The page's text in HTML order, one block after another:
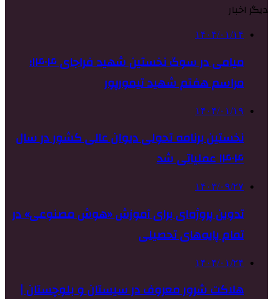
دیگر اخبار
۱۴۰۴/۰۱/۱۴
میامی در سوگ نخستین شهید فراجای ۱۴۰۴؛
مراسم هفتم شهید تیمورپور
۱۴۰۴/۰۱/۱۹
نخستین برنامه تحولی دیوان عالی کشور در سال
۱۴۰۴ عملیاتی شد
۱۴۰۳/۰۹/۲۷
تدوین پروژه‌ای برای آموزش «هوش مصنوعی» در
تمام پایه‌های تحصیلی
۱۴۰۴/۰۱/۲۴
هلاکت شرور معروف ‌در سیستان و بلوچستان |